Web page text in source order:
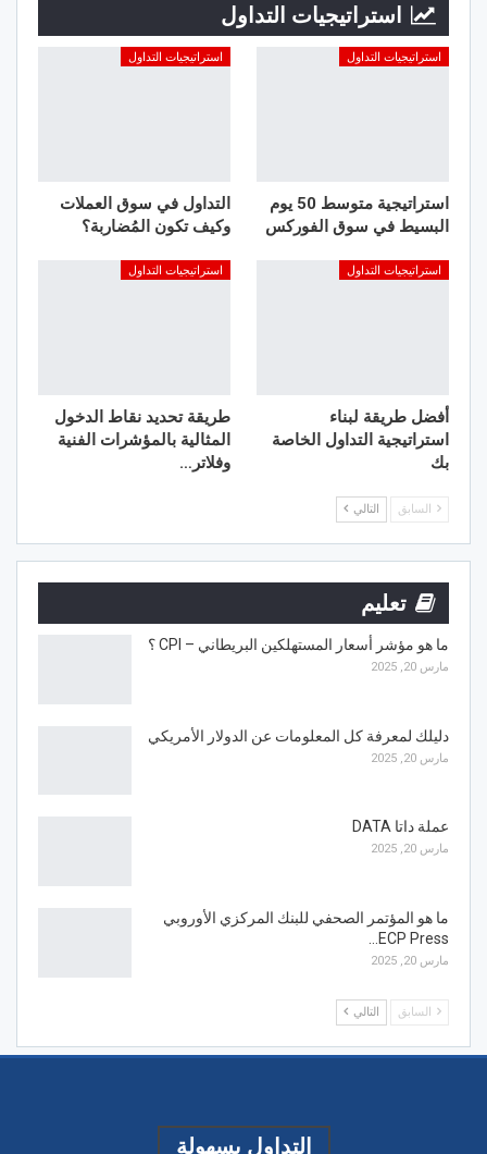
استراتيجيات التداول
استراتيجيات التداول
استراتيجية متوسط 50 يوم
البسيط في سوق الفوركس
استراتيجيات التداول
التداول في سوق العملات
وكيف تكون المُضاربة؟
استراتيجيات التداول
أفضل طريقة لبناء
استراتيجية التداول الخاصة
بك
استراتيجيات التداول
طريقة تحديد نقاط الدخول
المثالية بالمؤشرات الفنية
وفلاتر…
السابق التالي
تعليم
ما هو مؤشر أسعار المستهلكين البريطاني – CPI ؟
مارس 20, 2025
دليلك لمعرفة كل المعلومات عن الدولار الأمريكي
مارس 20, 2025
عملة داتا DATA
مارس 20, 2025
ما هو المؤتمر الصحفي للبنك المركزي الأوروبي
ECP Press…
مارس 20, 2025
السابق التالي
التداول بسهولة